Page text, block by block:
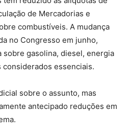
de Mercadorias e
combustíveis. A mudança
no Congresso em junho,
sobre gasolina, diesel, energia
essenciais.
sobre o assunto, mas
antecipado reduções em